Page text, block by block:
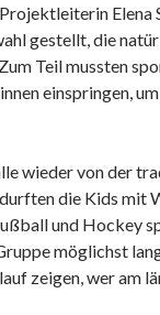
Elena
gestellt, die
Teil mussten
einspringen,
wieder von der
die Kids mit
und Hockey
möglichst
zeigen, wer am